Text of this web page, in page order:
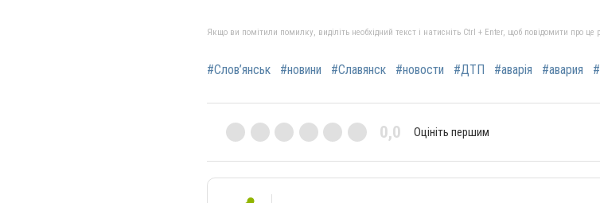
Якщо ви помітили помилку, виділіть необхідний текст і натисніть Ctrl + Enter, щоб повідомити про це
#Слов’янськ #новини #Славянск #новости #ДТП #аварія #авария
0,0 Оцініть першим